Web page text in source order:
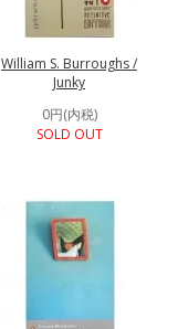
William S. Burroughs /
Junky
0円(内税)
SOLD OUT